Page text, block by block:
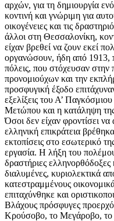
αρχών, για τη δημιουργία
κοντινή και γνώριμη για
οικογένειες και τις
άλλοι στη Θεσσαλονίκη,
είχαν βρεθεί να ζουν εκεί
οργανώσουν, ήδη από 1913,
πόλεις, που στόχευσαν στην
προνομιούχων και την
προσφυγική έξοδο
εξελίξεις του Α’
Μετώπου και η κατάληψη
Όσοι δεν είχαν φροντίσει
ελληνική επικράτεια
εκτοπίσεις στο εσωτερικό
εργασία. Η λήξη του
δραστήριες ελληνορθόδοξες
διαλυμένες, κυριολεκτικά
κατεστραμμένους
επιταχύνθηκε και
Βλάχους πρόσφυγες
Κρούσοβο, το Μεγάροβο, το